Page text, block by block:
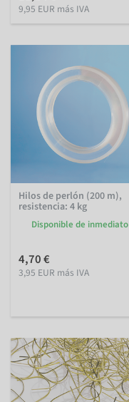
9,95 EUR más IVA
Hilos de perlón (200 m),
resistencia: 4 kg
Disponible de inmediato
4,70 €
3,95 EUR más IVA